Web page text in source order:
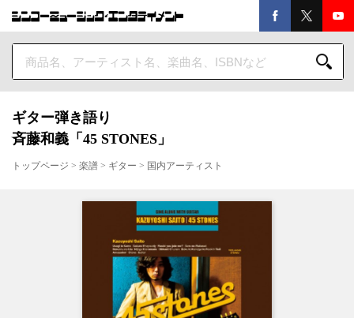
ギター弾き語り
斉藤和義「45 STONES」
トップページ > 楽譜 > ギター > 国内アーティスト